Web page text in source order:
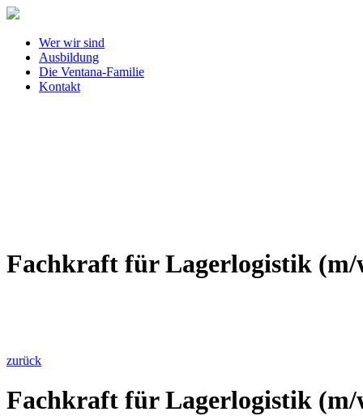
Wer wir sind
Ausbildung
Die Ventana-Familie
Kontakt
Fachkraft für Lagerlogistik (m/
zurück
Fachkraft für Lagerlogistik (m/